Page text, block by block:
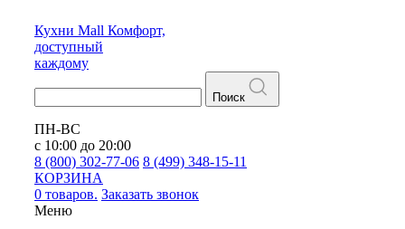
Кухни Mall Комфорт,
доступный
каждому
Поиск
ПН-ВС
с 10:00 до 20:00
8 (800) 302-77-06 8 (499) 348-15-11
КОРЗИНА
0 товаров. Заказать звонок
Меню